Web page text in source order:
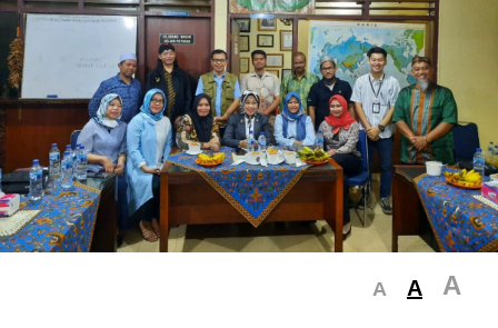
A A A